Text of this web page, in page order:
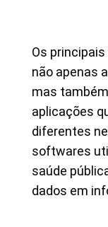
Os
não apenas
mas
aplicações
diferentes
softwares
saúde
dados em